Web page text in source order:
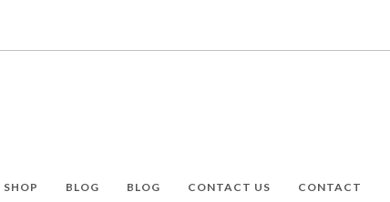
SHOP BLOG BLOG CONTACT US CONTACT